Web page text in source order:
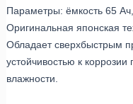
Параметры: ёмкость 65
Оригинальная японская
Обладает сверхбыстрым
устойчивостью к
влажности.